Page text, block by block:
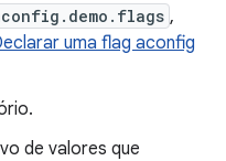
,
uma flag aconfig
de valores que